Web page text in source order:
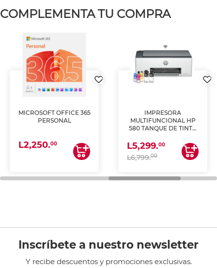
COMPLEMENTA TU COMPRA
MICROSOFT OFFICE 365
PERSONAL
L2,250.00
IMPRESORA
MULTIFUNCIONAL HP
580 TANQUE DE TINTA
ESCANEA)
L5,299.00
L6,799.00
Inscríbete a nuestro newsletter
Y recibe descuentos y promociones exclusivas.